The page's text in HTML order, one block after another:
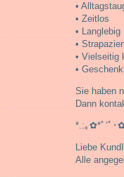
•
• Zeitlos
• Langlebig
•
• Vielseitig
•
Sie haben
Dann
*.:｡✿*ﾟ‘ﾟ･
Liebe
Alle